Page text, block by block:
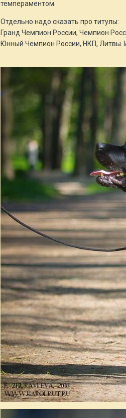
темпераментом.
Отдельно надо сказать про титулы:
Гранд Чемпион России, Чемпион
Юнный Чемпион России, НКП, Литвы.